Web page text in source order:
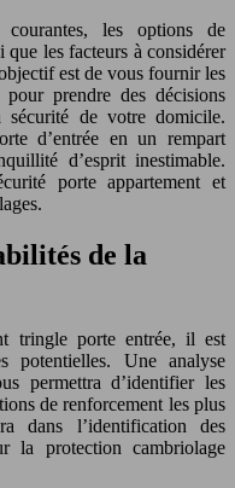
courantes, les options de
que les facteurs à considérer
est de vous fournir les
prendre des décisions
sécurité de votre domicile.
d’entrée en un rempart
d’esprit inestimable.
porte appartement et
de la
tringle porte entrée, il est
potentielles. Une analyse
permettra d’identifier les
de renforcement les plus
dans l’identification des
la protection cambriolage